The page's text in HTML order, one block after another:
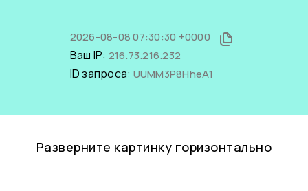
2026-08-08 07:30:30 +0000
Ваш IP: 216.73.216.232
ID запроса: UUMM3P8HheA1
Разверните картинку горизонтально